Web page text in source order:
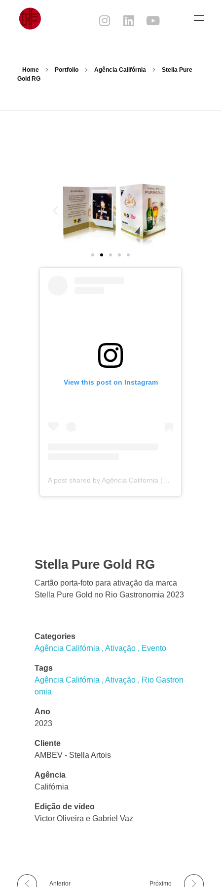
Home Portfolio Agência Califórnia
Stella Pure
Gold RG
View this post on Instagram
A post shared by Agência California (@agenciacalifornia)
Stella Pure Gold RG
Cartão porta-foto para ativação da marca
Stella Pure Gold no Rio Gastronomia 2023
Categories
Agência Califórnia
Ativação Evento
Tags
Agência Califórnia
Ativação
Rio Gastron
omia
Ano
2023
Cliente
AMBEV - Stella Artois
Agência
Califórnia
Edição de vídeo
Victor Oliveira e Gabriel Vaz
Anterior Próximo